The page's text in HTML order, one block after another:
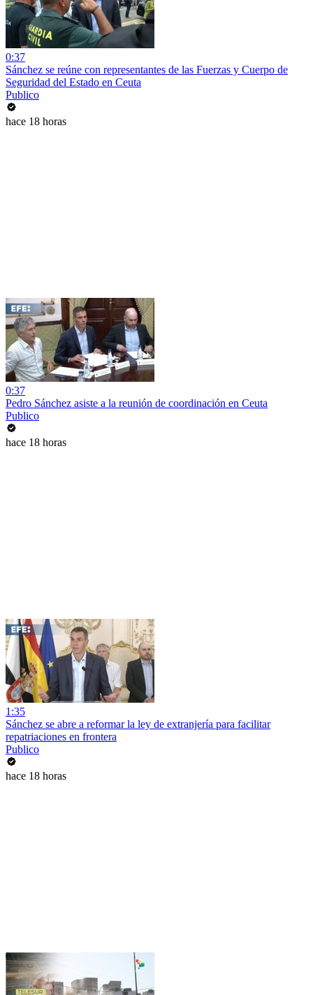
0:37
Sánchez se reúne con representantes de las Fuerzas y Cuerpo de
Seguridad del Estado en Ceuta
Publico
hace 18 horas
0:37
Pedro Sánchez asiste a la reunión de coordinación en Ceuta
Publico
hace 18 horas
1:35
Sánchez se abre a reformar la ley de extranjería para facilitar
repatriaciones en frontera
Publico
hace 18 horas